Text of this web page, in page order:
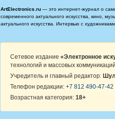
ArtElectronics.ru — это интернет-журнал о
современного актуального искусства, кино,
актуального искусства. Интервью с
Сетевое издание «Электронное
технологий и массовых
Учредитель и главный редактор:
Телефон редакции: +7 812 490-47-42
Возрастная категория: 18+